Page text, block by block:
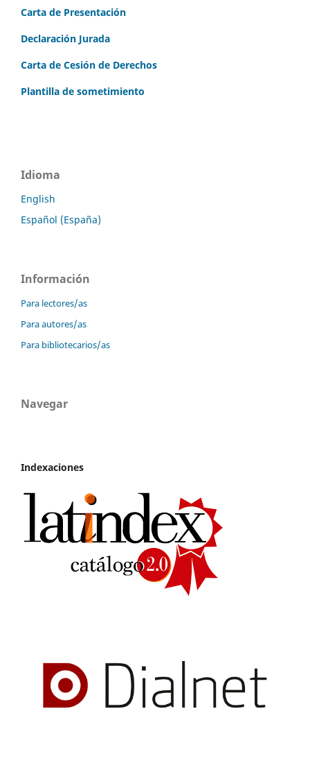
Carta de Presentación
Declaración Jurada
Carta de Cesión de Derechos
Plantilla de sometimiento
Idioma
English
Español (España)
Información
Para lectores/as
Para autores/as
Para bibliotecarios/as
Navegar
Indexaciones